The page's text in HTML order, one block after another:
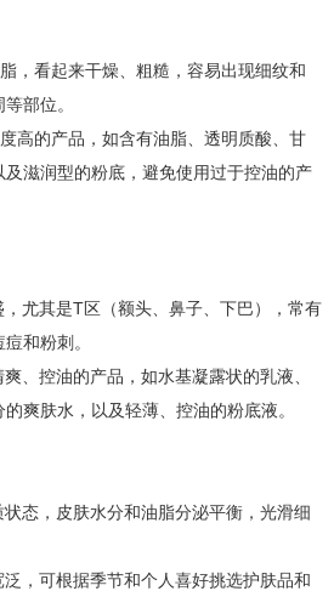
，看起来干燥、粗糙，容易出现细纹和
部位。
高的产品，如含有油脂、透明质酸、甘
滋润型的粉底，避免使用过于控油的产
尤其是T区（额头、鼻子、下巴），常有
和粉刺。
、控油的产品，如水基凝露状的乳液、
爽肤水，以及轻薄、控油的粉底液。
态，皮肤水分和油脂分泌平衡，光滑细
，可根据季节和个人喜好挑选护肤品和